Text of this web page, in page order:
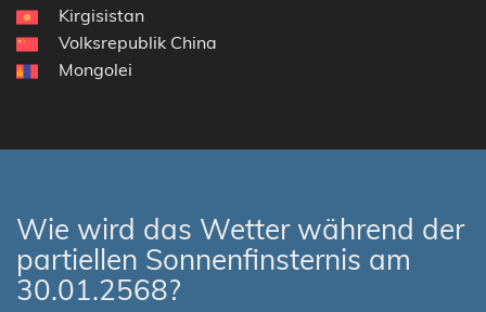
Kirgisistan
Volksrepublik China
Mongolei
Wie wird das Wetter während der
partiellen Sonnenfinsternis am
30.01.2568?